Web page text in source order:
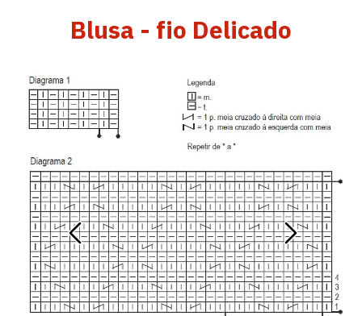
Blusa - fio Delicado